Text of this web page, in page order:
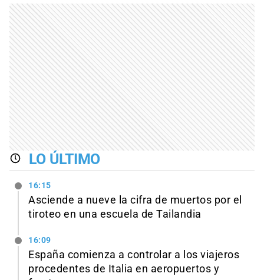
LO ÚLTIMO
16:15
Asciende a nueve la cifra de muertos por el
tiroteo en una escuela de Tailandia
16:09
España comienza a controlar a los viajeros
procedentes de Italia en aeropuertos y